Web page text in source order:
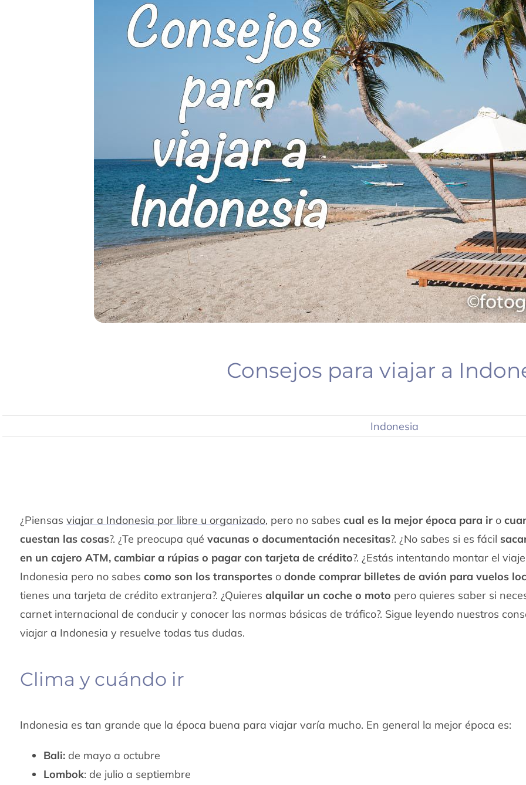
Consejos para viajar a
Indonesia
¿Piensasviajar a Indonesia por libre u organizado, pero no sabescual es la mejor época para ir o
cuestan las cosas?. ¿Te preocupa quévacunas o documentación necesitas?. ¿No sabes si es fácil
en un cajero ATM, cambiar a rúpias o pagar con tarjeta de crédito?. ¿Estás intentando montar el
Indonesia pero no sabescomo son los transportes odonde comprar billetes de avión para vuelos
tienes una tarjeta de crédito extranjera?. ¿Quieresalquilar un coche o moto pero quieres saber si
carnet internacional de conducir y conocer las normas básicas de tráfico?. Sigue leyendo nuestros
viajar a Indonesia y resuelve todas tus dudas.
Clima y cuándo ir
Indonesia es tan grande que la época buena para viajar varía mucho. En general la mejor época es:
Bali: de mayo a octubre
Lombok: de julio a septiembre